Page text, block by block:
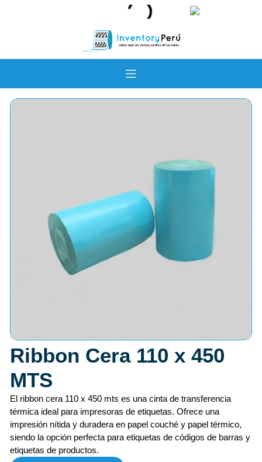
Ribbon Cera 110 x 450
MTS
El ribbon cera 110 x 450 mts es una cinta de transferencia
térmica ideal para impresoras de etiquetas. Ofrece una
impresión nítida y duradera en papel couché y papel térmico,
siendo la opción perfecta para etiquetas de códigos de barras y
etiquetas de productos.